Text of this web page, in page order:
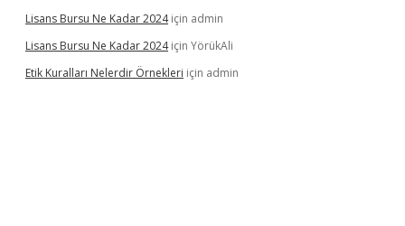
Lisans Bursu Ne Kadar 2024için admin
Lisans Bursu Ne Kadar 2024için YörükAli
Etik Kuralları Nelerdir Örnekleri için admin